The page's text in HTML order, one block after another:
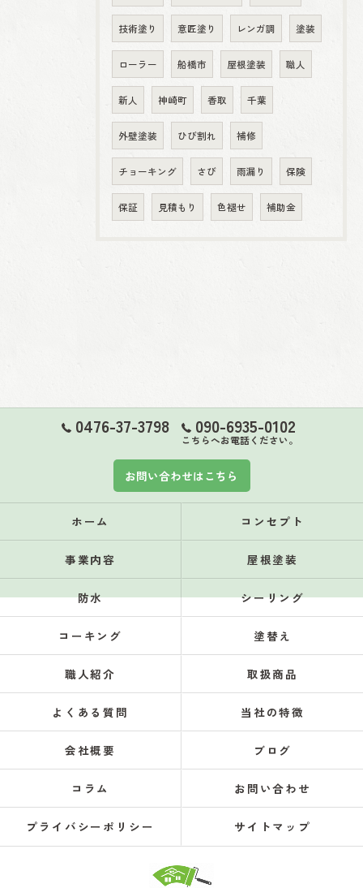
技術塗り 意匠塗り レンガ調 塗装
ローラー 船橋市 屋根塗装 職人
新人 神崎町 香取 千葉
外壁塗装 ひび割れ 補修
チョーキング さび 雨漏り 保険
保証 見積もり 色褪せ 補助金
0476-37-3798 090-6935-0102
こちらへお電話ください。
お問い合わせはこちら
ホーム コンセプト
事業内容 屋根塗装
防水 シーリング
コーキング 塗替え
職人紹介 取扱商品
よくある質問 当社の特徴
会社概要 ブログ
コラム お問い合わせ
プライバシーポリシー サイトマップ